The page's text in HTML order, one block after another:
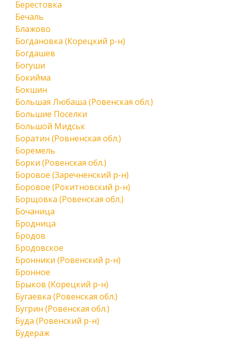
Берестовка
Бечаль
Блажово
Богдановка (Корецкий р-н)
Богдашев
Богуши
Бокийма
Бокшин
Большая Любаша (Ровенская обл.)
Большие Поселки
Большой Мидськ
Боратин (Ровненская обл.)
Боремель
Борки (Ровенская обл.)
Боровое (Заречненский р-н)
Боровое (Рокитновский р-н)
Борщовка (Ровенская обл.)
Бочаница
Бродница
Бродов
Бродовское
Бронники (Ровенский р-н)
Бронное
Брыков (Корецкий р-н)
Бугаевка (Ровенская обл.)
Бугрин (Ровенская обл.)
Буда (Ровенский р-н)
Будераж